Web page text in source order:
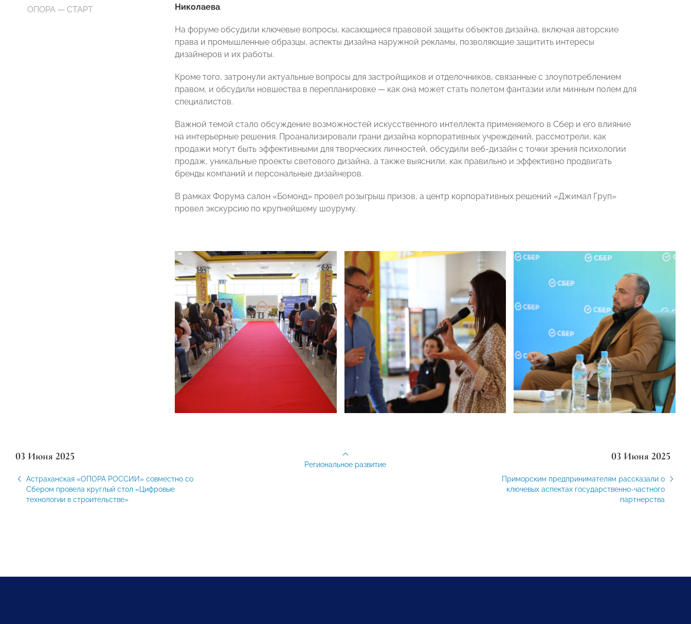
ОПОРА — СТАРТ
Николаева.
На форуме обсудили ключевые вопросы, касающиеся правовой защиты объектов дизайна, включая авторские
права и промышленные образцы, аспекты дизайна наружной рекламы, позволяющие защитить интересы
дизайнеров и их работы.
Кроме того, затронули актуальные вопросы для застройщиков и отделочников, связанные с злоупотреблением
правом, и обсудили новшества в перепланировке — как она может стать полетом фантазии или минным полем для
специалистов.
Важной темой стало обсуждение возможностей искусственного интеллекта применяемого в Сбер и его влияние
на интерьерные решения. Проанализировали грани дизайна корпоративных учреждений, рассмотрели, как
продажи могут быть эффективными для творческих личностей, обсудили веб-дизайн с точки зрения психологии
продаж, уникальные проекты светового дизайна, а также выяснили, как правильно и эффективно продвигать
бренды компаний и персональные дизайнеров.
В рамках Форума салон «Бомонд» провел розыгрыш призов, а центр корпоративных решений «Джимал Груп»
провел экскурсию по крупнейшему шоуруму.
03 Июня 2025
Астраханская «ОПОРА РОССИИ» совместно со
Сбером провела круглый стол «Цифровые
технологии в строительстве»
03 Июня 2025
Приморским предпринимателям рассказали о
ключевых аспектах государственно-частного
партнерства
Региональное развитие